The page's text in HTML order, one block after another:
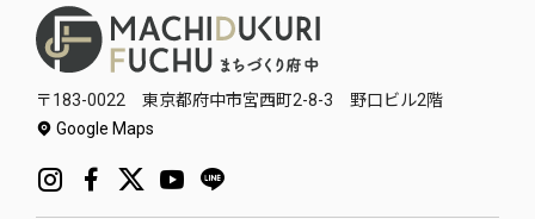
〒183-0022 東京都府中市宮西町2-8-3 野口ビル2階
Google Maps